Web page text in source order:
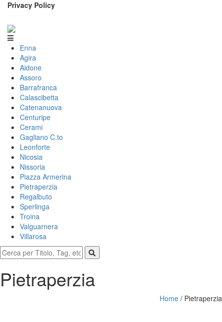
Privacy Policy
Enna
Agira
Aidone
Assoro
Barrafranca
Calascibetta
Catenanuova
Centuripe
Cerami
Gagliano C.to
Leonforte
Nicosia
Nissoria
Piazza Armerina
Pietraperzia
Regalbuto
Sperlinga
Troina
Valguarnera
Villarosa
Pietraperzia
Home / Pietraperzia